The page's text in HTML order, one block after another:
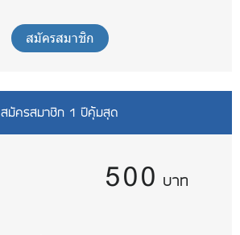
สมัครสมาชิก
สมัครสมาชิก 1 ปีคุ้มสุด
500 บาท